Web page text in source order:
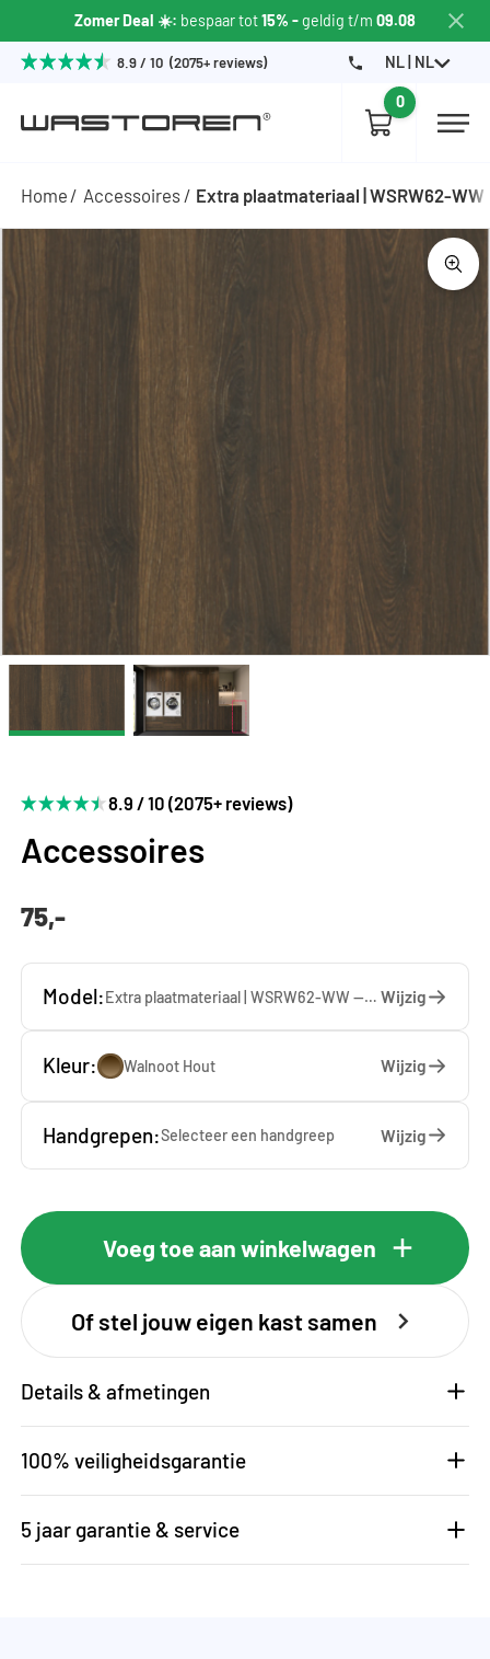
Zomer Deal ☀️: bespaar tot15% -geldig t/m 09.08
8.9 / 10 (2075+ reviews) NL | NL
0
Home Accessoires Extra plaatmateriaal | WSRW62-WW
8.9 / 10 (2075+ reviews)
Accessoires
75,-
Model: Extra plaatmateriaal | WSRW62-WW — 62.5 x 137 x 1.9 cm Wijzig
Kleur: Walnoot Hout Wijzig
Handgrepen:Selecteer een handgreep Wijzig
Voeg toe aan winkelwagen
Of stel jouw eigen kast samen
Details & afmetingen
100% veiligheidsgarantie
5 jaar garantie & service